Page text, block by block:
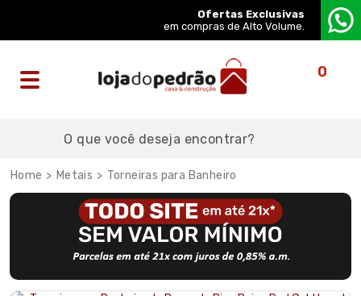
Ofertas Exclusivas
em compras de Alto Volume.
0
Metais Torneiras para Banheiro